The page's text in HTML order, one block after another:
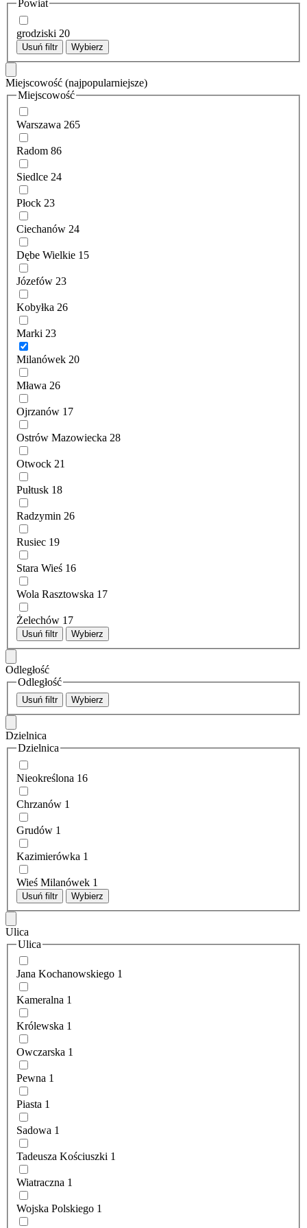
Powiat
grodziski 20
Usuń filtr Wybierz
Miejscowość (najpopularniejsze)
Miejscowość
Warszawa 265
Radom 86
Siedlce 24
Płock 23
Ciechanów 24
Dębe Wielkie 15
Józefów 23
Kobyłka 26
Marki 23
Milanówek 20
Mława 26
Ojrzanów 17
Ostrów Mazowiecka 28
Otwock 21
Pułtusk 18
Radzymin 26
Rusiec 19
Stara Wieś 16
Wola Rasztowska 17
Żelechów 17
Usuń filtr Wybierz
Odległość
Odległość
Usuń filtr Wybierz
Dzielnica
Dzielnica
Nieokreślona 16
Chrzanów 1
Grudów 1
Kazimierówka 1
Wieś Milanówek 1
Usuń filtr Wybierz
Ulica
Ulica
Jana Kochanowskiego 1
Kameralna 1
Królewska 1
Owczarska 1
Pewna 1
Piasta 1
Sadowa 1
Tadeusza Kościuszki 1
Wiatraczna 1
Wojska Polskiego 1